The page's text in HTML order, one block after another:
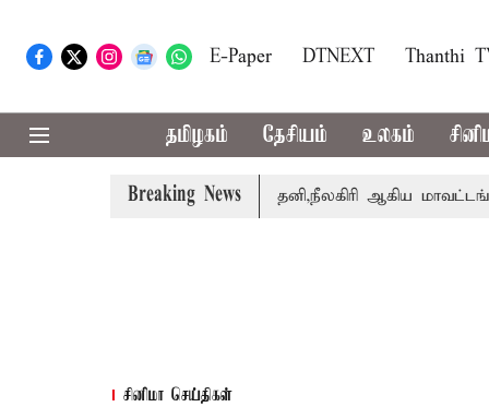
E-Paper DTNEXT Thanthi
தமிழகம் தேசியம் உலகம்
Breaking News
கோவை, தேனி,நீலகிரி ஆகிய
சினிமா செய்திகள்